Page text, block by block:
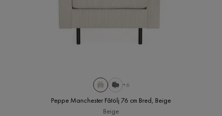
+6
Peppe Manchester Fåtölj 76 cm Bred, Beige
Beige